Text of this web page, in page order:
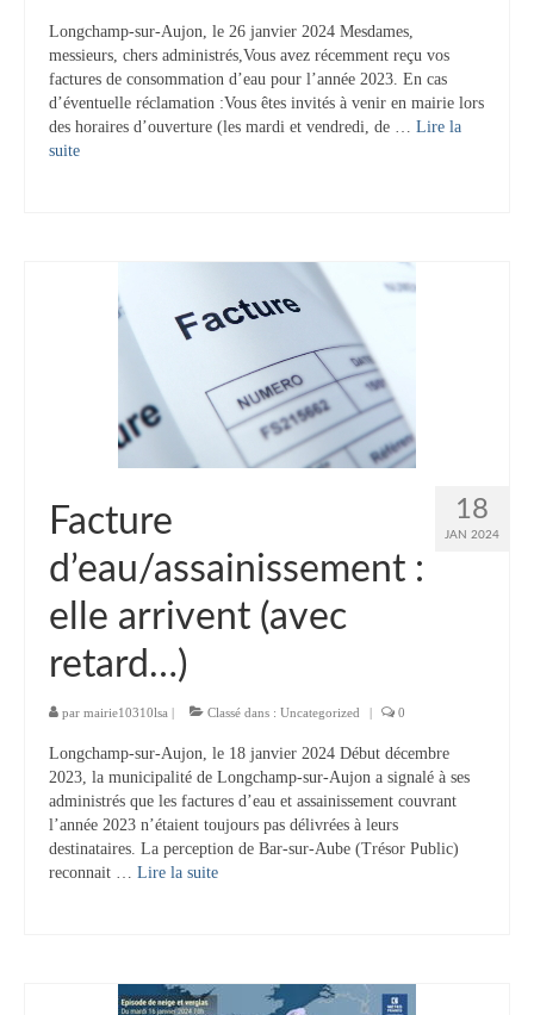
Qualité de l’eau
Téléphonie mobile / Internet
Collecte des déchets
Vie municipale
Le Conseil municipal de Longchamp-sur-
Les réunions du Conseil municipal
Les réunions du Conseil communautaire
(CCRB)
Budget communal & fiscalité
Vie scolaire
Scolarité
Vie associative
Les associations
Contact
Longchamp-sur-Aujon, le 26 janvier 2024 Mesdames,
messieurs, chers administrés,Vous avez récemment reçu vos
factures de consommation d’eau pour l’année 2023. En cas
d’éventuelle réclamation :Vous êtes invités à venir en mairie lors
des horaires d’ouverture (les mardi et vendredi, de … Lire la
suite­­
18
JAN 2024
Facture
d’eau/assainissement :
elle arrivent (avec
retard…)
par mairie10310lsa Classé dans : Uncategorized 0
Longchamp-sur-Aujon, le 18 janvier 2024 Début décembre
2023, la municipalité de Longchamp-sur-Aujon a signalé à ses
administrés que les factures d’eau et assainissement couvrant
l’année 2023 n’étaient toujours pas délivrées à leurs
destinataires. La perception de Bar-sur-Aube (Trésor Public)
reconnait … Lire la suite­­